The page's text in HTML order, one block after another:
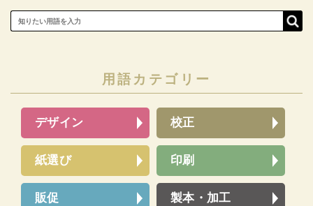
用語カテゴリー
デザイン 校正
紙選び 印刷
販促 製本・加工